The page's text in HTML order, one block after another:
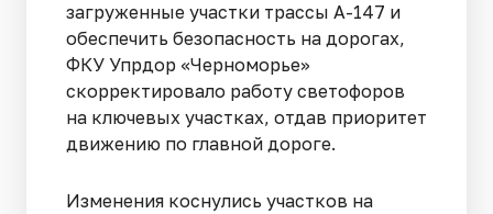
загруженные участки трассы А-147 и
обеспечить безопасность на дорогах,
ФКУ Упрдор «Черноморье»
скорректировало работу светофоров
на ключевых участках, отдав приоритет
движению по главной дороге.
Изменения коснулись участков на